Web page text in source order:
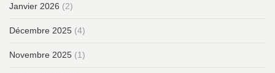
Janvier 2026 (2)
Décembre 2025 (4)
Novembre 2025 (1)